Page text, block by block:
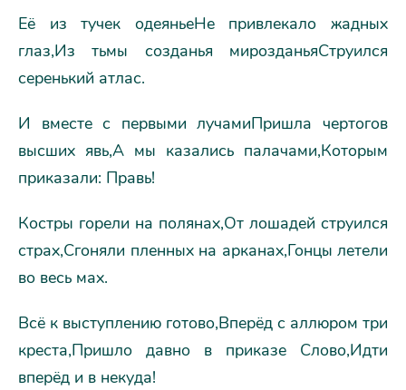
Её из тучек одеяньеНе привлекало жадных
глаз,Из тьмы созданья мирозданьяСтруился
серенький атлас.
И вместе с первыми лучамиПришла чертогов
высших явь,А мы казались палачами,Которым
приказали: Правь!
Костры горели на полянах,От лошадей струился
страх,Сгоняли пленных на арканах,Гонцы летели
во весь мах.
Всё к выступлению готово,Вперёд с аллюром три
креста,Пришло давно в приказе Слово,Идти
вперёд и в некуда!